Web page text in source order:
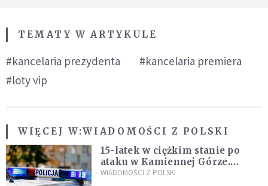
TEMATY W ARTYKULE
#kancelaria prezydenta
#kancelaria premiera
#loty vip
WIĘCEJ W:WIADOMOŚCI Z POLSKI
15-latek w ciężkim stanie po
ataku w Kamiennej Górze.
Policja zatrzymała dwóch
WIADOMOŚCI Z POLSKI